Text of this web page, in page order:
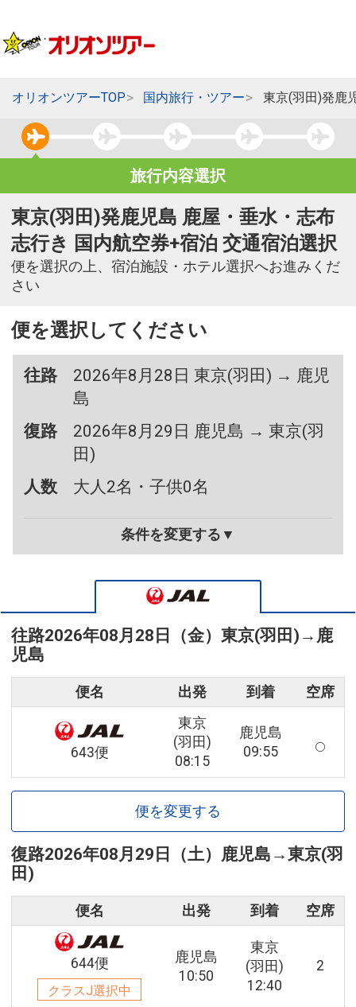
オリオンツアーTOP 国内旅行・ツアー 東京(羽田)発鹿
旅行内容選択
東京(羽田)発鹿児島 鹿屋・垂水・志布
志行き 国内航空券+宿泊 交通宿泊選択
便を選択の上、宿泊施設・ホテル選択へお進みくだ
さい
便を選択してください
往路
2026年8月28日 東京(羽田) → 鹿児
島
復路
2026年8月29日 鹿児島 → 東京(羽
田)
人数
大人2名・子供0名
条件を変更する▼
往路2026年08月28日（金） 東京(羽田) → 鹿
児島
便名 出発 到着 空席
643便
東京
(羽田)
08:15
鹿児島
09:55
便を変更する
復路2026年08月29日（土） 鹿児島 →東京(羽
田)
便名 出発 到着 空席
644便
クラスJ選択中
鹿児島
10:50
東京
(羽田)
12:40
2